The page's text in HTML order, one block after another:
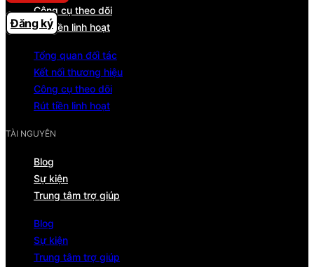
Đăng ký
Công cụ theo dõi
Rút tiền linh hoạt
Tổng quan đối tác
Kết nối thương hiệu
Công cụ theo dõi
Rút tiền linh hoạt
TÀI NGUYÊN
Blog
Sự kiện
Trung tâm trợ giúp
Blog
Sự kiện
Trung tâm trợ giúp